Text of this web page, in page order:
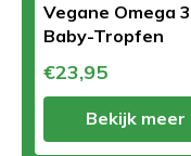
Vegane Omega 3
Baby-Tropfen
€23,95
Bekijk meer